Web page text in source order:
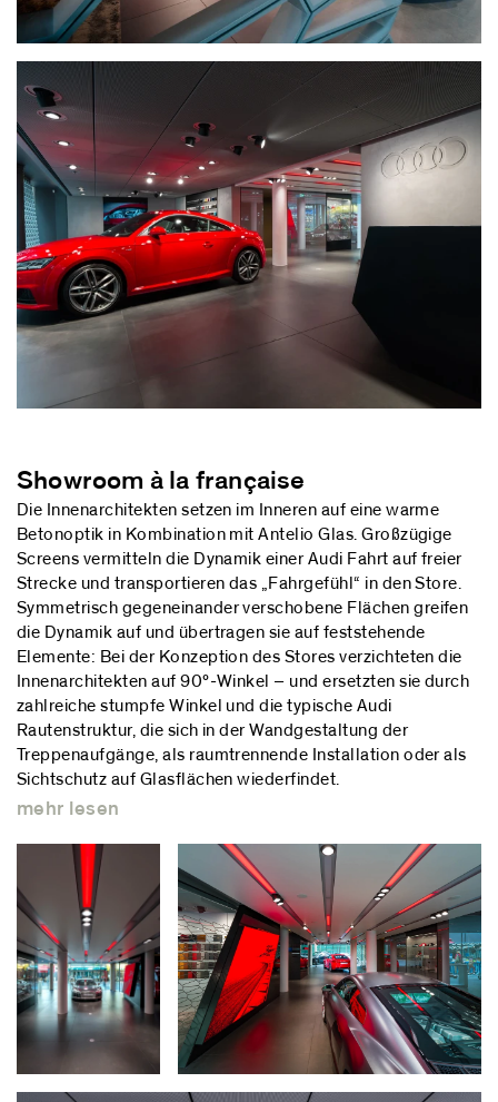
Showroom à la française
Die Innenarchitekten setzen im Inneren auf eine warme
Betonoptik in Kombination mit Antelio Glas. Großzügige
Screens vermitteln die Dynamik einer Audi Fahrt auf freier
Strecke und transportieren das „Fahrgefühl“ in den Store.
Symmetrisch gegeneinander verschobene Flächen greifen
die Dynamik auf und übertragen sie auf feststehende
Elemente: Bei der Konzeption des Stores verzichteten die
Innenarchitekten auf 90°-Winkel – und ersetzten sie durch
zahlreiche stumpfe Winkel und die typische Audi
Rautenstruktur, die sich in der Wandgestaltung der
Treppenaufgänge, als raumtrennende Installation oder als
Sichtschutz auf Glasflächen wiederfindet.
mehr lesen